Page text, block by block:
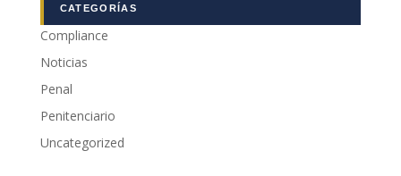
CATEGORÍAS
Compliance
Noticias
Penal
Penitenciario
Uncategorized
Marketing
Al compartir tus
intereses y
comportamiento
nuestro sitio,
posibilidad de